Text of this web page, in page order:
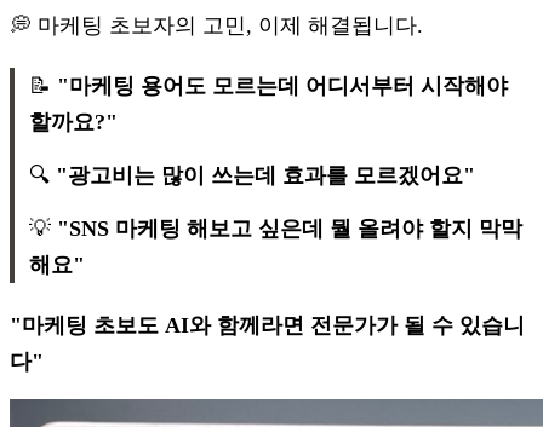
💭 마케팅 초보자의 고민, 이제 해결됩니다.
📝 "마케팅 용어도 모르는데 어디서부터 시작해야
할까요?"
🔍 "광고비는 많이 쓰는데 효과를 모르겠어요"
💡 "SNS 마케팅 해보고 싶은데 뭘 올려야 할지 막막
해요"
"마케팅 초보도 AI와 함께라면 전문가가 될 수 있습니
다"